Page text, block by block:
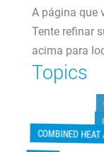
A página que
Tente refinar
acima para
Topics
COMBINED